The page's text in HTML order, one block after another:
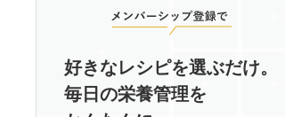
好きなレシピを選ぶだけ。
毎日の栄養管理を